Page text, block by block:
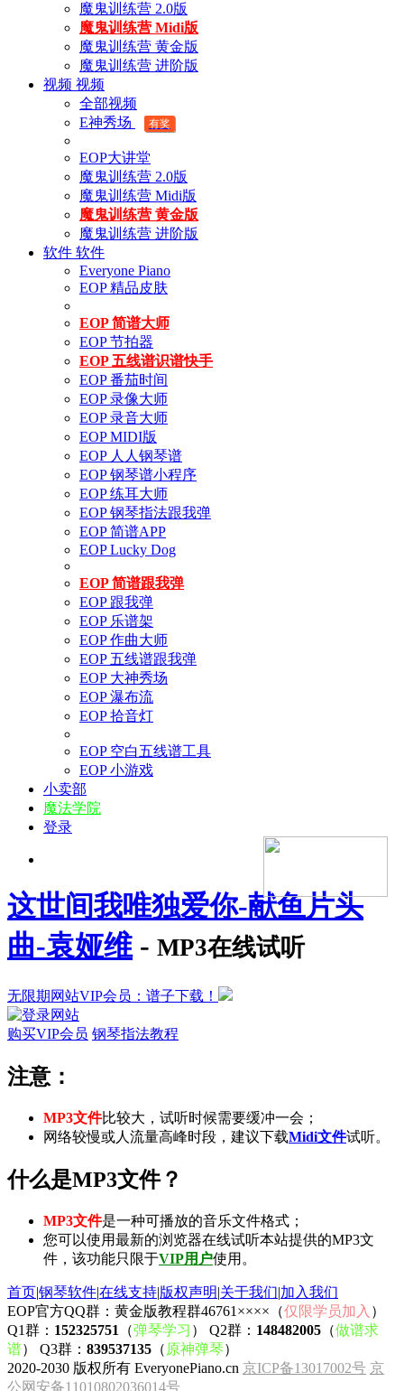
魔鬼训练营 2.0版
魔鬼训练营 Midi版
魔鬼训练营 黄金版
魔鬼训练营 进阶版
视频 视频
全部视频
E神秀场
有奖
EOP大讲堂
魔鬼训练营 2.0版
魔鬼训练营 Midi版
魔鬼训练营 黄金版
魔鬼训练营 进阶版
软件 软件
Everyone Piano
EOP 精品皮肤
EOP 简谱大师
EOP 节拍器
EOP 五线谱识谱快手
EOP 番茄时间
EOP 录像大师
EOP 录音大师
EOP MIDI版
EOP 人人钢琴谱
EOP 钢琴谱小程序
EOP 练耳大师
EOP 钢琴指法跟我弹
EOP 简谱APP
EOP Lucky Dog
EOP 简谱跟我弹
EOP 跟我弹
EOP 乐谱架
EOP 作曲大师
EOP 五线谱跟我弹
EOP 大神秀场
EOP 瀑布流
EOP 拾音灯
EOP 空白五线谱工具
EOP 小游戏
小卖部
魔法学院
登录
这世间我唯独爱你-献鱼片头
曲-袁娅维- MP3在线试听
无限期网站VIP会员：谱子下载！
购买VIP会员 钢琴指法教程
注意：
MP3文件比较大，试听时候需要缓冲一会；
网络较慢或人流量高峰时段，建议下载Midi文件试听。
什么是MP3文件？
MP3文件是一种可播放的音乐文件格式；
您可以使用最新的浏览器在线试听本站提供的MP3文
件，该功能只限于VIP用户使用。
首页|钢琴软件|在线支持|版权声明|关于我们|加入我们
EOP官方QQ群：黄金版教程群46761××××（仅限学员加入 ）
Q1群： 152325751 （弹琴学习 ） Q2群： 148482005 （做谱求
谱） Q3群： 839537135 （ 原神弹琴）
2020-2030 版权所有 EveryonePiano.cn 京ICP备13017002号 京
公网安备11010802036014号